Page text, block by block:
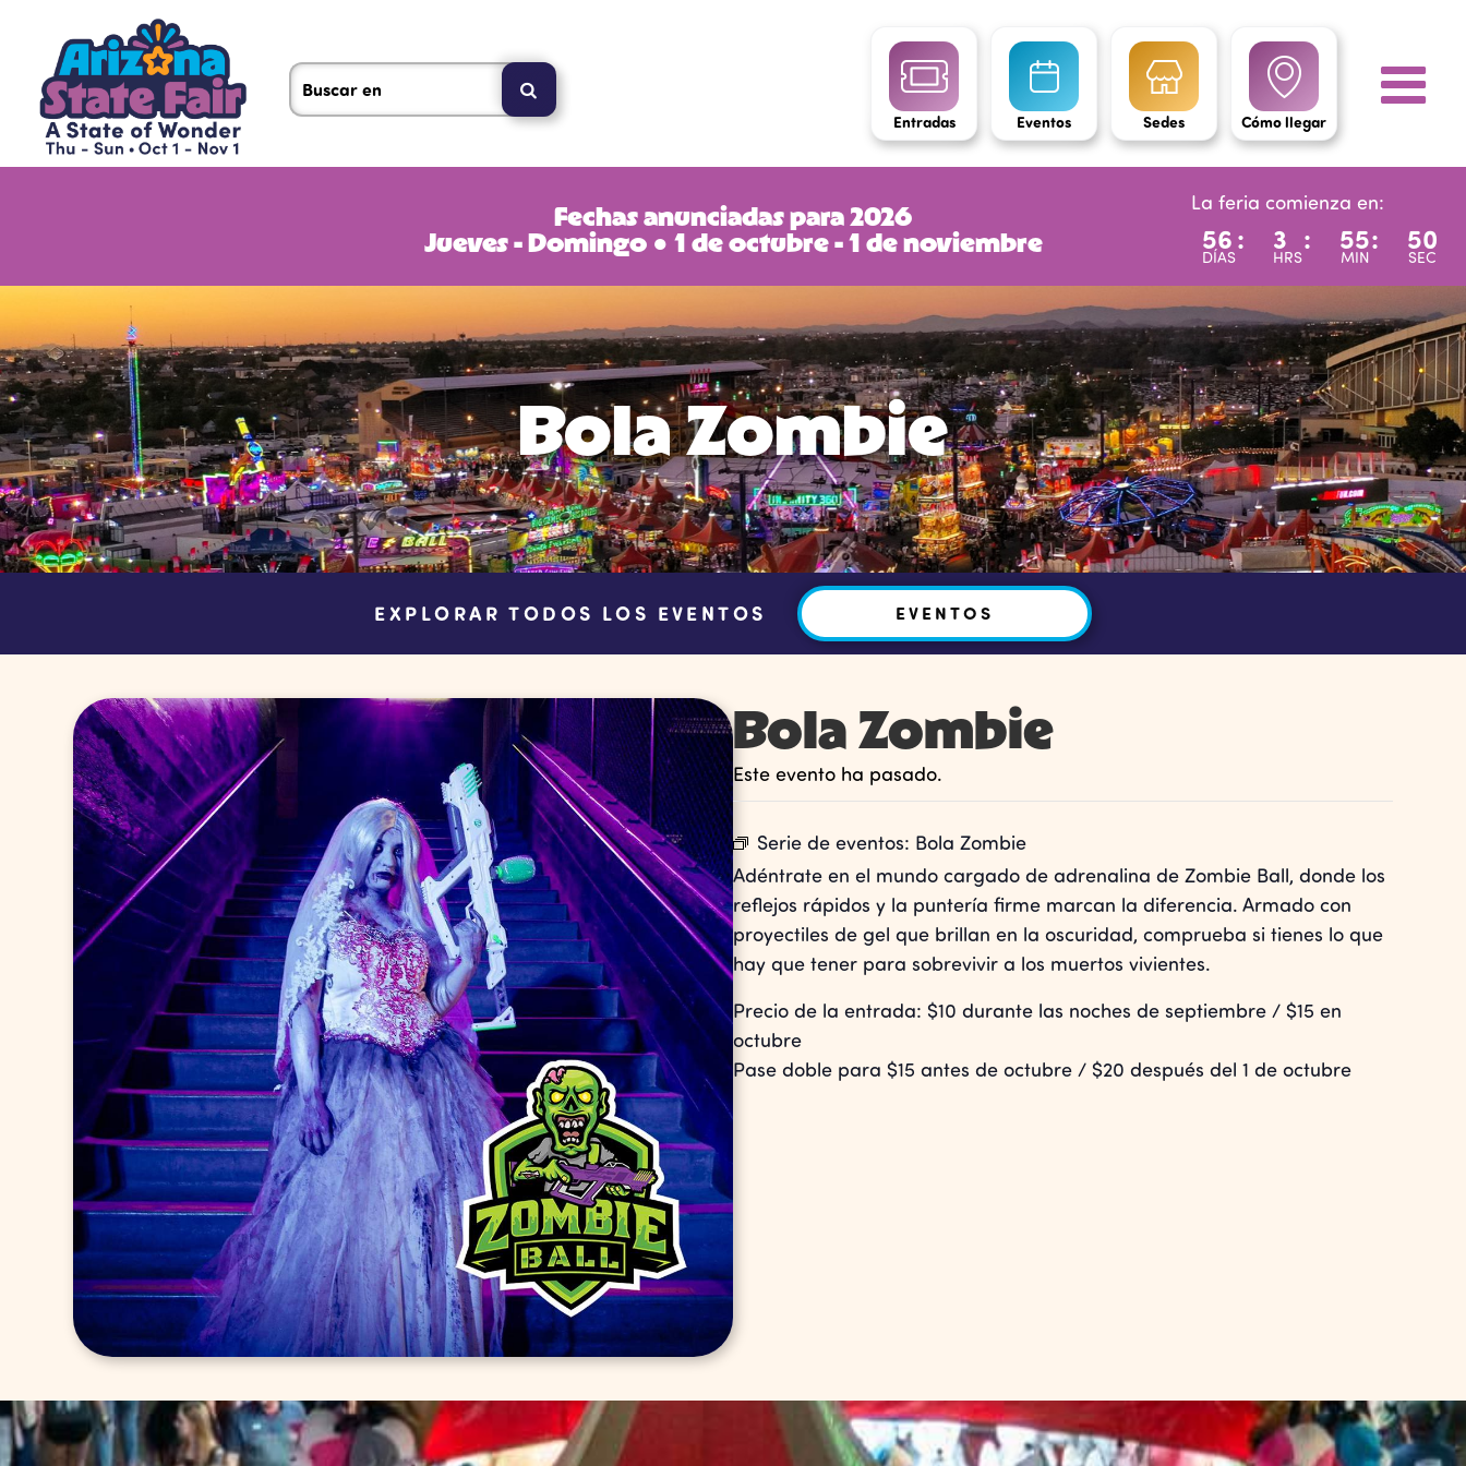
Entradas Eventos Sedes Cómo llegar
Fechas anunciadas para 2026
Jueves - Domingo ● 1 de octubre - 1 de noviembre
La feria comienza en:
56
DÍAS
: 3
HRS
: 55
MIN
: 48
SEC
Bola Zombie
EXPLORAR TODOS LOS EVENTOS EVENTOS
Bola Zombie
Este evento ha pasado.
Serie de eventos: Bola Zombie
Adéntrate en el mundo cargado de adrenalina de Zombie Ball, donde los
reflejos rápidos y la puntería firme marcan la diferencia. Armado con
proyectiles de gel que brillan en la oscuridad, comprueba si tienes lo que
hay que tener para sobrevivir a los muertos vivientes.
Precio de la entrada: $10 durante las noches de septiembre / $15 en
octubre
Pase doble para $15 antes de octubre / $20 después del 1 de octubre